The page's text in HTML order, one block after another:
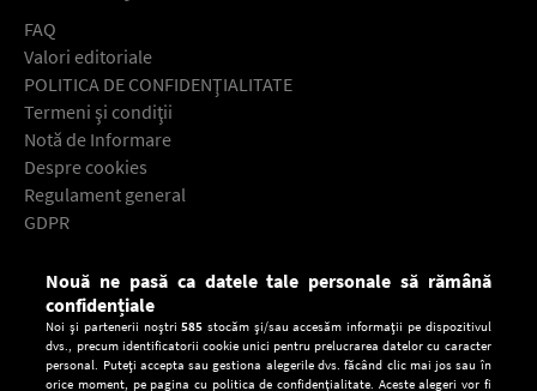
FAQ
Valori editoriale
POLITICA DE CONFIDENŢIALITATE
Termeni şi condiţii
Notă de Informare
Despre cookies
Regulament general
GDPR
Descarcă gratuit aplicaţia Europa FM pentru smartphone:
Nouă ne pasă ca datele tale personale să rămână
confidențiale
Noi și partenerii noștri585 stocăm și/sau accesăm informații pe dispozitivul
dvs., precum identificatorii cookie unici pentru prelucrarea datelor cu caracter
personal. Puteți accepta sau gestiona alegerile dvs. făcând clic mai jos sau în
orice moment, pe pagina cu politica de confidențialitate. Aceste alegeri vor fi